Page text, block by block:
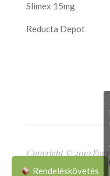
Slimex 15mg
Reducta Depot
Copyright © 2010
Szerződési Feltételek
Rendeléskövetés